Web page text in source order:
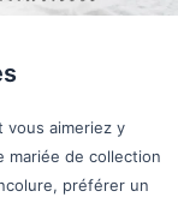
vous aimeriez y
mariée de collection
préférer un